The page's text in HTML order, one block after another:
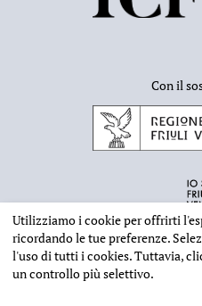
Con il
Utilizziamo i cookie per offrirti
ricordando le tue preferenze.
l'uso di tutti i cookies. Tuttavia,
un controllo più selettivo.